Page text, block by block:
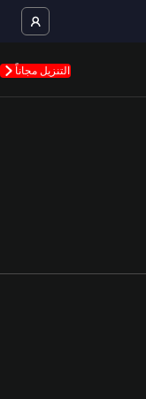
التنزيل مجاناً